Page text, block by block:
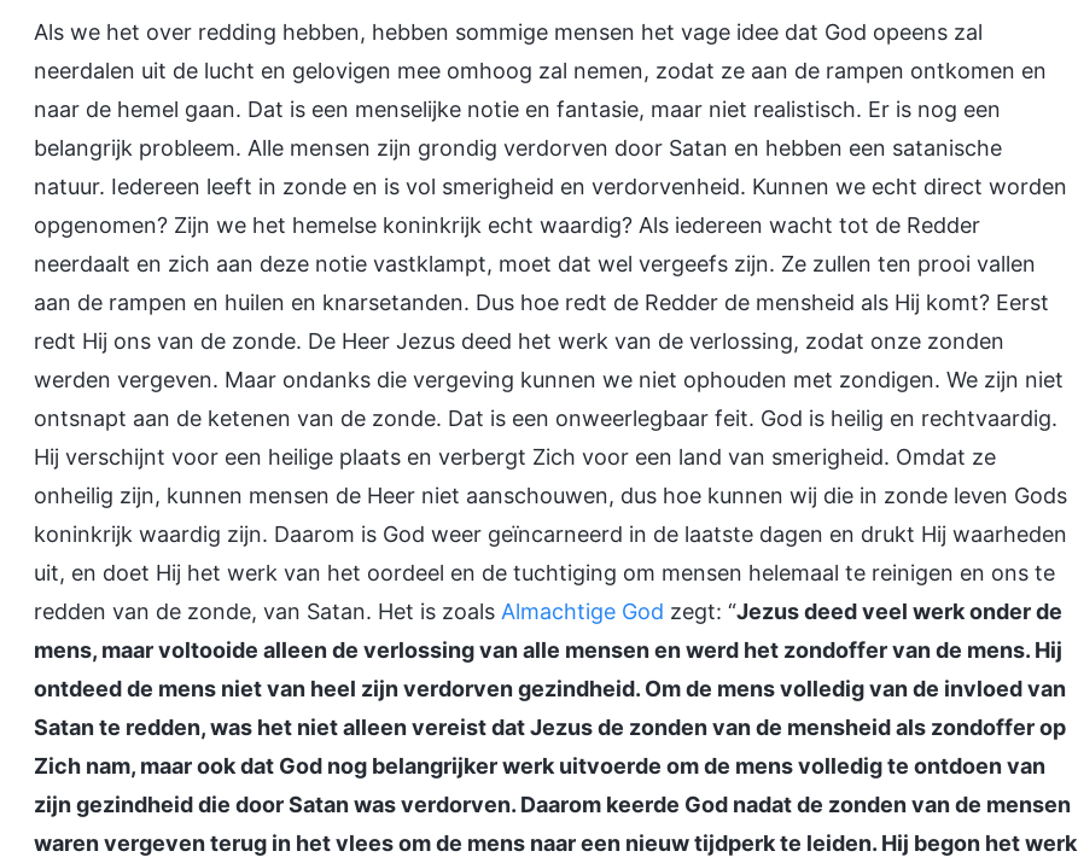
Als we het over redding hebben, hebben sommige mensen het vage idee dat God opeens zal
neerdalen uit de lucht en gelovigen mee omhoog zal nemen, zodat ze aan de rampen ontkomen en
naar de hemel gaan. Dat is een menselijke notie en fantasie, maar niet realistisch. Er is nog een
belangrijk probleem. Alle mensen zijn grondig verdorven door Satan en hebben een satanische
natuur. Iedereen leeft in zonde en is vol smerigheid en verdorvenheid. Kunnen we echt direct worden
opgenomen? Zijn we het hemelse koninkrijk echt waardig? Als iedereen wacht tot de Redder
neerdaalt en zich aan deze notie vastklampt, moet dat wel vergeefs zijn. Ze zullen ten prooi vallen
aan de rampen en huilen en knarsetanden. Dus hoe redt de Redder de mensheid als Hij komt? Eerst
redt Hij ons van de zonde. De Heer Jezus deed het werk van de verlossing, zodat onze zonden
werden vergeven. Maar ondanks die vergeving kunnen we niet ophouden met zondigen. We zijn niet
ontsnapt aan de ketenen van de zonde. Dat is een onweerlegbaar feit. God is heilig en rechtvaardig.
Hij verschijnt voor een heilige plaats en verbergt Zich voor een land van smerigheid. Omdat ze
onheilig zijn, kunnen mensen de Heer niet aanschouwen, dus hoe kunnen wij die in zonde leven Gods
koninkrijk waardig zijn. Daarom is God weer geïncarneerd in de laatste dagen en drukt Hij waarheden
uit, en doet Hij het werk van het oordeel en de tuchtiging om mensen helemaal te reinigen en ons te
redden van de zonde, van Satan. Het is zoals Almachtige God zegt: “Jezus deed veel werk onder de
mens, maar voltooide alleen de verlossing van alle mensen en werd het zondoffer van de mens. Hij
ontdeed de mens niet van heel zijn verdorven gezindheid. Om de mens volledig van de invloed van
Satan te redden, was het niet alleen vereist dat Jezus de zonden van de mensheid als zondoffer op
Zich nam, maar ook dat God nog belangrijker werk uitvoerde om de mens volledig te ontdoen van
zijn gezindheid die door Satan was verdorven. Daarom keerde God nadat de zonden van de mensen
waren vergeven terug in het vlees om de mens naar een nieuw tijdperk te leiden. Hij begon het werk